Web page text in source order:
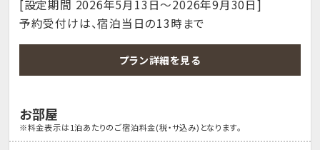
[設定期間 2026年5月13日～2026年9月30日]
予約受付けは、宿泊当日の13時まで
プラン詳細を見る
お部屋
※料金表示は1泊あたりのご宿泊料金(税・サ込み)となります。